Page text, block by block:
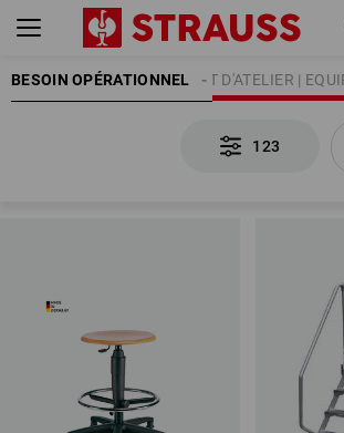
BESOIN OPÉRATIONNELEQUIPEMENT D'ATELIER |
123